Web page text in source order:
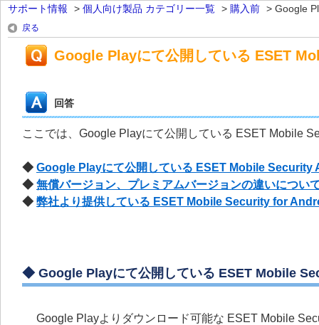
サポート情報 > 個人向け製品 カテゴリー一覧 > 購入前 > Google
戻る
Google Playにて公開している ESET
回答
ここでは、Google Playにて公開している ESET Mobile
◆ Google Playにて公開している ESET Mobile Security
◆ 無償バージョン、プレミアムバージョンの違いについ
◆ 弊社より提供している ESET Mobile Security for
◆ Google Playにて公開している ESET Mobile
Google Playよりダウンロード可能な ESET Mobile